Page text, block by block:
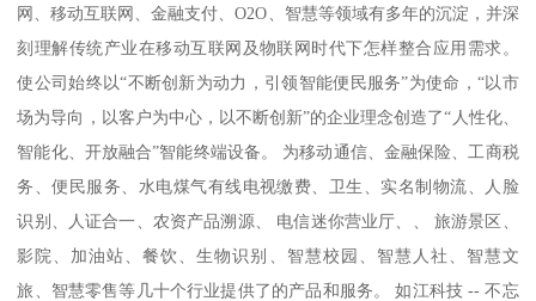
网、移动互联网、金融支付、O2O、智慧等领域有多年的沉淀，并深
刻理解传统产业在移动互联网及物联网时代下怎样整合应用需求。
使公司始终以“不断创新为动力，引领智能便民服务”为使命，“以市
场为导向，以客户为中心，以不断创新”的企业理念创造了“人性化、
智能化、开放融合”智能终端设备。 为移动通信、金融保险、工商税
务、便民服务、水电煤气有线电视缴费、卫生、实名制物流、人脸
识别、人证合一、农资产品溯源、 电信迷你营业厅、、 旅游景区、
影院、加油站、餐饮、生物识别、智慧校园、智慧人社、智慧文
旅、智慧零售等几十个行业提供了的产品和服务。 如江科技 -- 不忘